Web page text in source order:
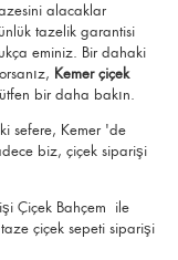
alacaklar
tazelik garantisi
eminiz. Bir dahaki
Kemer çiçek
bir daha bakın.
sefere, Kemer 'de
biz, çiçek siparişi
Çiçek Bahçem ile
çiçek sepeti siparişi